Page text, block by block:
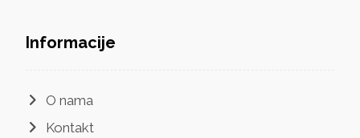
Informacije
O nama
Kontakt